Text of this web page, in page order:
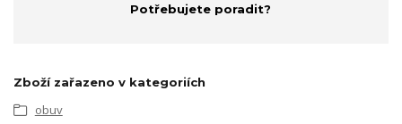
Potřebujete poradit?
Zboží zařazeno v kategoriích
obuv